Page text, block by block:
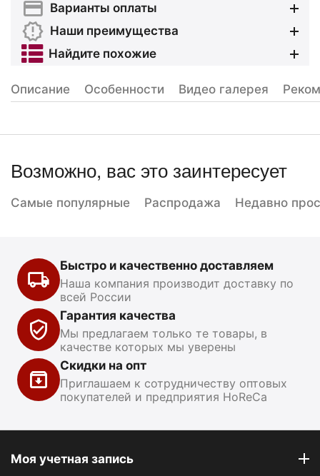
Варианты оплаты
Наши преимущества
Найдите похожие
Описание Особенности Видео галерея
Возможно, вас это заинтересует
Самые популярные Распродажа Недавно
Быстро и качественно доставляем
Наша компания производит доставку по
всей России
Гарантия качества
Мы предлагаем только те товары, в
качестве которых мы уверены
Скидки на опт
Приглашаем к сотрудничеству оптовых
покупателей и предприятия HoReCa
Моя учетная запись